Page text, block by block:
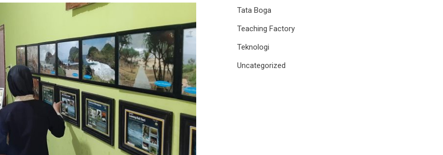
Tata Boga
Teaching Factory
Teknologi
Uncategorized